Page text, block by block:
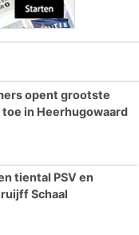
opent grootste
in Heerhugowaard
tiental PSV en
Schaal